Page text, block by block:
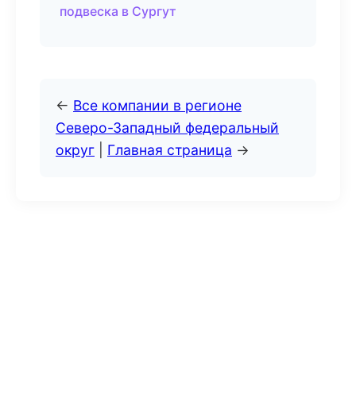
подвеска в Сургут
← Все компании в регионе
Северо-Западный федеральный
округ
Главная страница →